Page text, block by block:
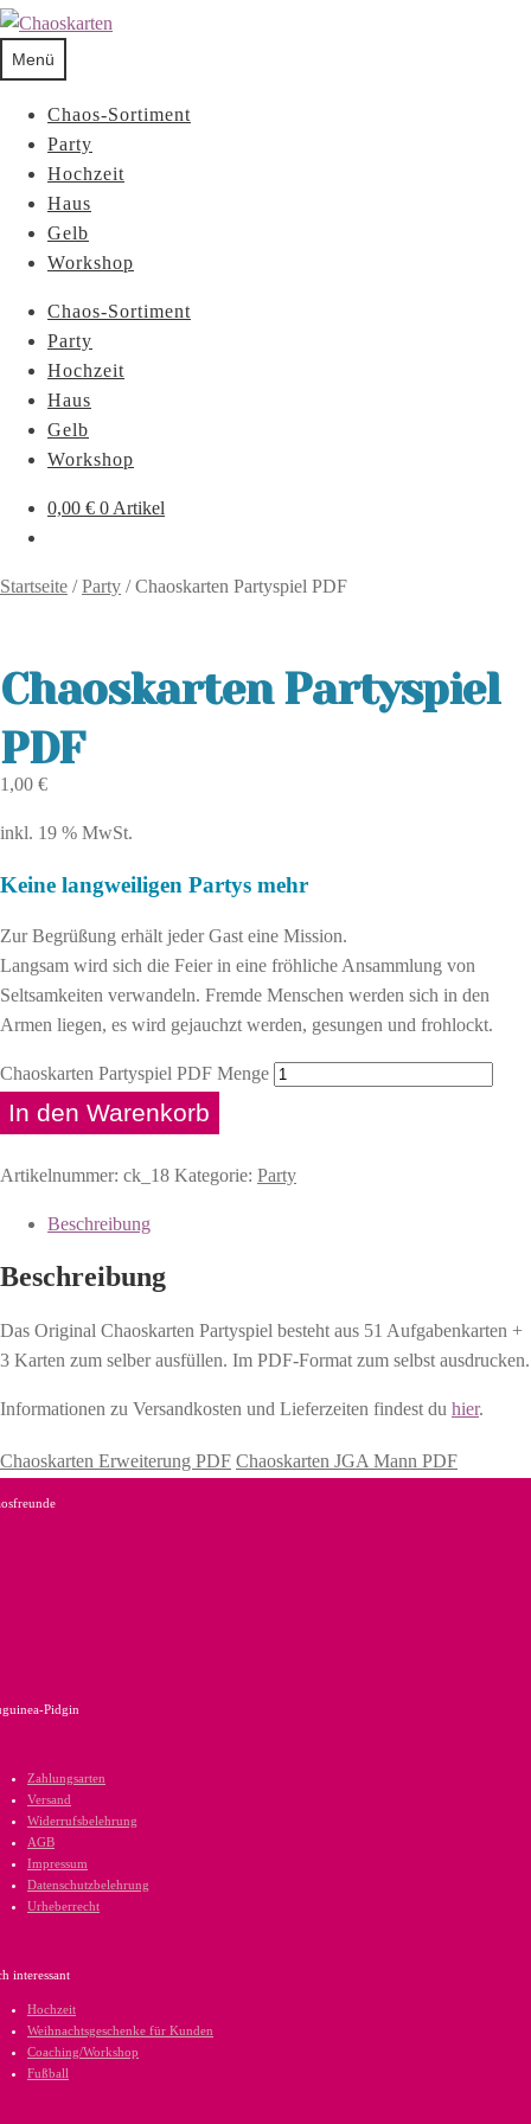
Menü
Chaos-Sortiment
Party
Hochzeit
Haus
Gelb
Workshop
Chaos-Sortiment
Party
Hochzeit
Haus
Gelb
Workshop
0,00 € 0 Artikel
Startseite /Party /Chaoskarten Partyspiel PDF
Chaoskarten Partyspiel
PDF
1,00 €
inkl. 19 % MwSt.
Keine langweiligen Partys mehr
Zur Begrüßung erhält jeder Gast eine Mission.
Langsam wird sich die Feier in eine fröhliche Ansammlung von
Seltsamkeiten verwandeln. Fremde Menschen werden sich in den
Armen liegen, es wird gejauchzt werden, gesungen und frohlockt.
Chaoskarten Partyspiel PDF Menge
In den Warenkorb
Artikelnummer: ck_18 Kategorie: Party
Beschreibung
Beschreibung
Das Original Chaoskarten Partyspiel besteht aus 51 Aufgabenkarten +
3 Karten zum selber ausfüllen. Im PDF-Format zum selbst ausdrucken.
Informationen zu Versandkosten und Lieferzeiten findest du hier.
Chaoskarten Erweiterung PDF Chaoskarten JGA Mann PDF
Pidgin
Zahlungsarten
Versand
Widerrufsbelehrung
AGB
Impressum
Datenschutzbelehrung
Urheberrecht
interessant
Hochzeit
Weihnachtsgeschenke für Kunden
Coaching/Workshop
Fußball